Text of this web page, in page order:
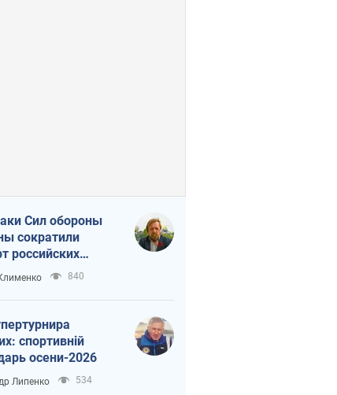
Сил обороны
сократили
российских
840
спортивній
осени-2026
Липенко 534